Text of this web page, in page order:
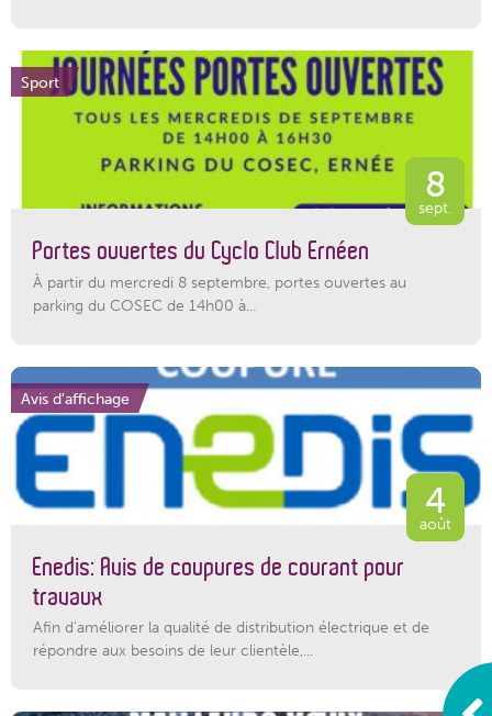
Sport
8
sept.
Portes ouvertes du Cyclo Club Ernéen
À partir du mercredi 8 septembre, portes ouvertes au
parking du COSEC de 14h00 à...
Avis d'affichage
4
août
Enedis: Avis de coupures de courant pour
travaux
Afin d’améliorer la qualité de distribution électrique et de
répondre aux besoins de leur clientèle,...